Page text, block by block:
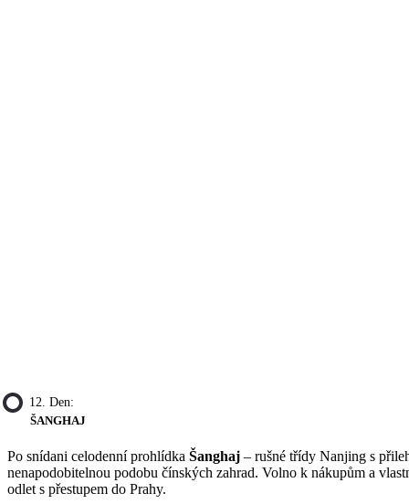
12. Den:
ŠANGHAJ
Po snídani celodenní prohlídka Šanghaj – rušné třídy Nanjing s
nenapodobitelnou podobu čínských zahrad. Volno k nákupům a
odlet s přestupem do Prahy.